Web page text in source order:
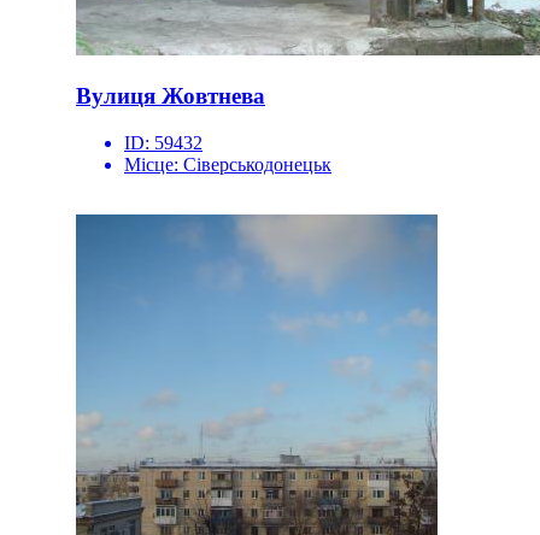
Вулиця Жовтнева
ID: 59432
Місце: Сіверськодонецьк